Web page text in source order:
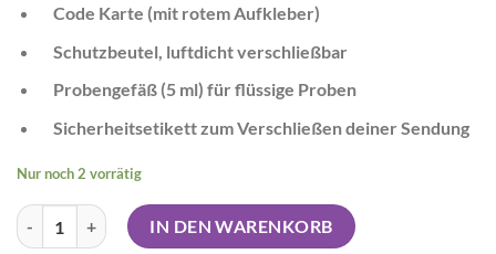
Code Karte (mit rotem Aufkleber)
Schutzbeutel, luftdicht verschließbar
Probengefäß (5 ml) für flüssige Proben
Sicherheitsetikett zum Verschließen deiner Sendung
Nur noch 2 vorrätig
IFHA Laboranalyse - Cannabinoide Menge
IN DEN WARENKORB